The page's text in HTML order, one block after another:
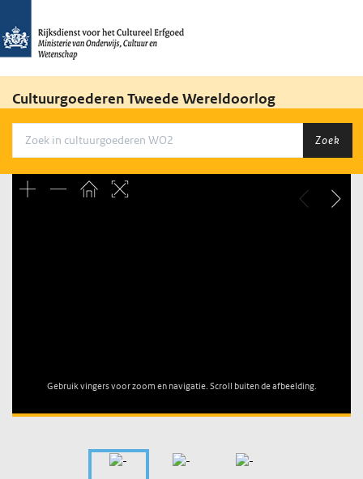
Cultuurgoederen Tweede Wereldoorlog
Zoek
Gebruik vingers voor zoom en navigatie. Scroll buiten de afbeelding.